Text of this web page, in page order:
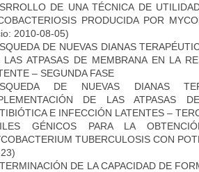
DE UNA TÉCNICA DE
PRODUCIDA POR
2010-08-05)
DE NUEVAS DIANAS
LAS ATPASAS DE MEMBRANA EN LA
– SEGUNDA FASE
DE NUEVAS DIANAS
DE LAS ATPASAS
E INFECCIÓN LATENTES –
GÉNICOS PARA LA
TUBERCULOSIS CON
DE LA CAPACIDAD DE